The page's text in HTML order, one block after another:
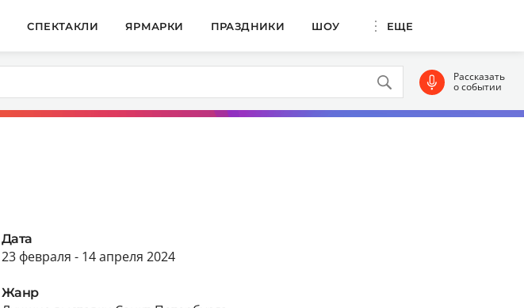
СПЕКТАКЛИ ЯРМАРКИ ПРАЗДНИКИ ШОУ ЕЩЕ
Рассказать
о событии
Дата
23 февраля - 14 апреля 2024
Жанр